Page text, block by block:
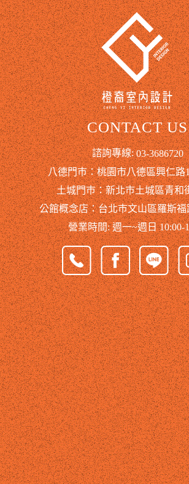
CONTACT US
諮詢專線:03-3686720
八德門巿：桃園市八德區興仁路
土城門巿：新北巿土城區青和
公館概念店：台北巿文山區羅斯福
營業時間: 週一~週日 10:00-